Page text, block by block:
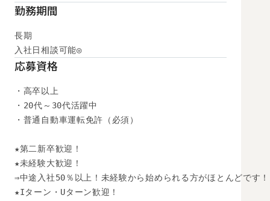
勤務期間
長期
入社日相談可能◎
応募資格
・高卒以上
・20代～30代活躍中
・普通自動車運転免許（必須）
★第二新卒歓迎！
★未経験大歓迎！
⇒中途入社50％以上！未経験から始められる方がほとんどです！
★Iターン・Uターン歓迎！